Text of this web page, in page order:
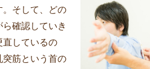
そして、どの
確認していき
直しているの
筋という首の